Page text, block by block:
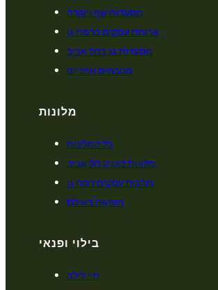
מסעדות שף ויוקרה
ארוחת עסקים ברמת גן
מסעדות גג בתל אביב
מטבחים אתניים
מלונות
כל המלונות
מלונות בוטיק תל אביב
מלונות עסקים רמת גן
חופשה באילת
בילוי ופנאי
חיי לילה